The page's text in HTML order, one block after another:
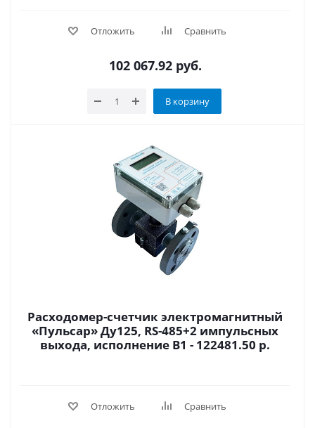
Отложить Сравнить
102 067.92руб.
В корзину
Расходомер-счетчик электромагнитный
«Пульсар» Ду125, RS-485+2 импульсных
выхода, исполнение В1 - 122481.50 р.
Отложить Сравнить